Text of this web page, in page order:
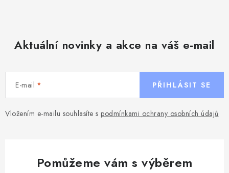
Aktuální novinky a akce na váš e-mail
E-mail
Vložením e-mailu souhlasíte s podmínkami ochrany osobních údajů
PŘIHLÁSIT SE
Pomůžeme vám s výběrem